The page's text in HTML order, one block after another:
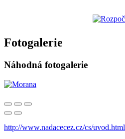
Fotogalerie
Náhodná fotogalerie
http://www.nadacecez.cz/cs/uvod.html